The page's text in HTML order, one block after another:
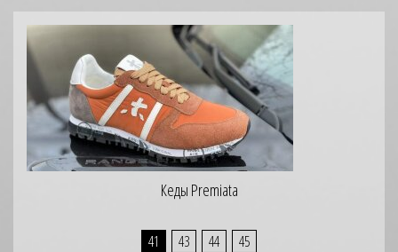
Кеды Premiata
41 43 44 45